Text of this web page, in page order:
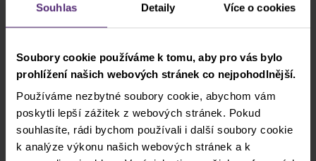
Souhlas Detaily Více o cookies
Soubory cookie používáme k tomu, aby pro vás bylo
prohlížení našich webových stránek co nejpohodlnější.
Používáme nezbytné soubory cookie, abychom vám
poskytli lepší zážitek z webových stránek. Pokud
souhlasíte, rádi bychom používali i další soubory cookie
k analýze výkonu našich webových stránek a k
Odběr newsletteru
Co nového v Purple Trading, Market Shot,
* Beru na vědomí a přijímám, že mé osobní údaje budou zpracovány v
souladu sezásadami ochrany osobních údajů, včetně marketingových
a propagačních účelů. Dále potvrzuji, beru na vědomí a přijímám